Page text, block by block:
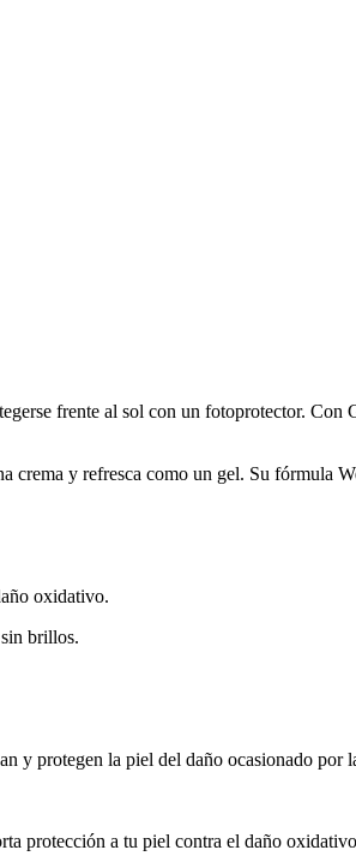
frente al sol con un fotoprotector.
y refresca como un gel. Su fórmula
oxidativo.
brillos.
y protegen la piel del daño ocasionado por
protección a tu piel contra el daño